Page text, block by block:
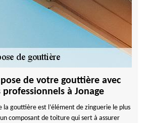
de votre gouttière avec
à Jonage
la gouttière est l’élément de zinguerie le plus
composant de toiture qui sert à assurer